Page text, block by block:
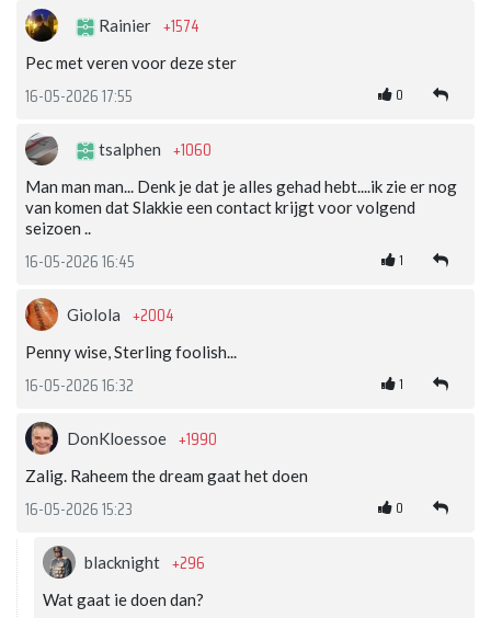
Rainier +1574
Pec met veren voor deze ster
16-05-2026 17:55 0
tsalphen +1060
Man man man... Denk je dat je alles gehad hebt....ik zie er nog
van komen dat Slakkie een contact krijgt voor volgend
seizoen ..
16-05-2026 16:45 1
Giolola +2004
Penny wise, Sterling foolish...
16-05-2026 16:32 1
DonKloessoe +1990
Zalig. Raheem the dream gaat het doen
16-05-2026 15:23 0
blacknight +296
Wat gaat ie doen dan?